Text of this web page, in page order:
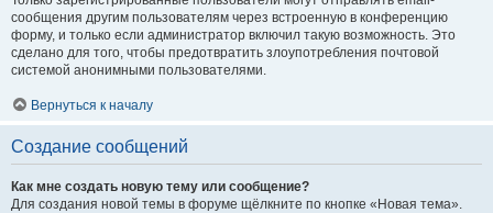
сообщения другим пользователям через встроенную в конференцию
форму, и только если администратор включил такую возможность. Это
сделано для того, чтобы предотвратить злоупотребления почтовой
системой анонимными пользователями.
Вернуться к началу
Создание сообщений
Как мне создать новую тему или сообщение?
Для создания новой темы в форуме щёлкните по кнопке «Новая тема».